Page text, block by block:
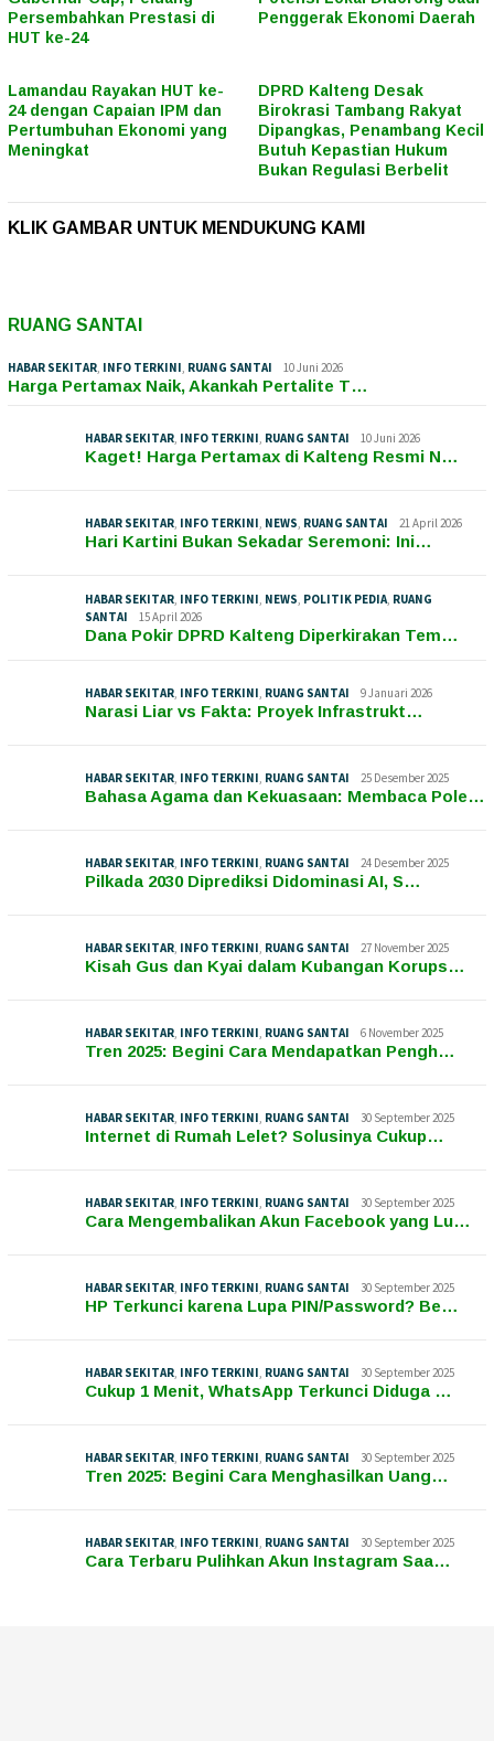
Persembahkan Prestasi di
HUT ke-24
Penggerak Ekonomi Daerah
Lamandau Rayakan HUT ke-
24 dengan Capaian IPM dan
Pertumbuhan Ekonomi yang
Meningkat
DPRD Kalteng Desak
Birokrasi Tambang Rakyat
Dipangkas, Penambang Kecil
Butuh Kepastian Hukum
Bukan Regulasi Berbelit
KLIK GAMBAR UNTUK MENDUKUNG KAMI
RUANG SANTAI
HABAR SEKITAR, INFO TERKINI, RUANG SANTAI 10 Juni 2026
Harga Pertamax Naik, Akankah Pertalite T…
HABAR SEKITAR, INFO TERKINI, RUANG SANTAI 10 Juni 2026
Kaget! Harga Pertamax di Kalteng Resmi N…
HABAR SEKITAR, INFO TERKINI, NEWS, RUANG SANTAI 21 April 2026
Hari Kartini Bukan Sekadar Seremoni: Ini…
HABAR SEKITAR, INFO TERKINI, NEWS, POLITIK PEDIA, RUANG
SANTAI
15 April 2026
Dana Pokir DPRD Kalteng Diperkirakan Tem…
HABAR SEKITAR, INFO TERKINI, RUANG SANTAI 9 Januari 2026
Narasi Liar vs Fakta: Proyek Infrastrukt…
HABAR SEKITAR, INFO TERKINI, RUANG SANTAI 25 Desember 2025
Bahasa Agama dan Kekuasaan: Membaca Pole…
HABAR SEKITAR, INFO TERKINI, RUANG SANTAI 24 Desember 2025
Pilkada 2030 Diprediksi Didominasi AI, S…
HABAR SEKITAR, INFO TERKINI, RUANG SANTAI 27 November 2025
Kisah Gus dan Kyai dalam Kubangan Korups…
HABAR SEKITAR, INFO TERKINI, RUANG SANTAI 6 November 2025
Tren 2025: Begini Cara Mendapatkan Pengh…
HABAR SEKITAR, INFO TERKINI, RUANG SANTAI 30 September 2025
Internet di Rumah Lelet? Solusinya Cukup…
HABAR SEKITAR, INFO TERKINI, RUANG SANTAI 30 September 2025
Cara Mengembalikan Akun Facebook yang Lu…
HABAR SEKITAR, INFO TERKINI, RUANG SANTAI 30 September 2025
HP Terkunci karena Lupa PIN/Password? Be…
HABAR SEKITAR, INFO TERKINI, RUANG SANTAI 30 September 2025
Cukup 1 Menit, WhatsApp Terkunci Diduga …
HABAR SEKITAR, INFO TERKINI, RUANG SANTAI 30 September 2025
Tren 2025: Begini Cara Menghasilkan Uang…
HABAR SEKITAR, INFO TERKINI, RUANG SANTAI 30 September 2025
Cara Terbaru Pulihkan Akun Instagram Saa…